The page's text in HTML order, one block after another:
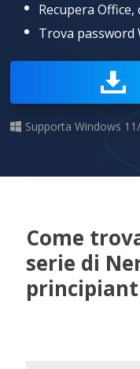
Recupera
Trova password
Supporta Windows
Come
serie di